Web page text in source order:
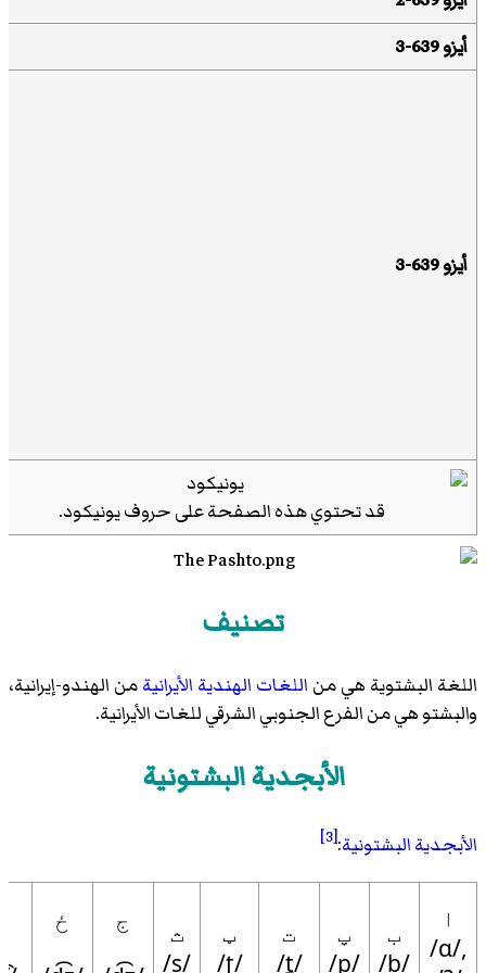
أيزو 639-3
أيزو 639-3
قد تحتوي هذه الصفحة على حروفيونيكود.
تصنيف
اللغة البشتوية هي من اللغات الهندية الأیرانیةمن الهندو-إيرانية،
والبشتو هي من الفرع الجنوبي الشرقي للغات الأيرانية.
الأبجدية البشتونية
الأبجدية البشتونية:
[3]
ا
/ɑ/,
ب
/b/
پ
/p/
ت
/t̪/
ټ
/ʈ/
ث
/s/
ج
ځ